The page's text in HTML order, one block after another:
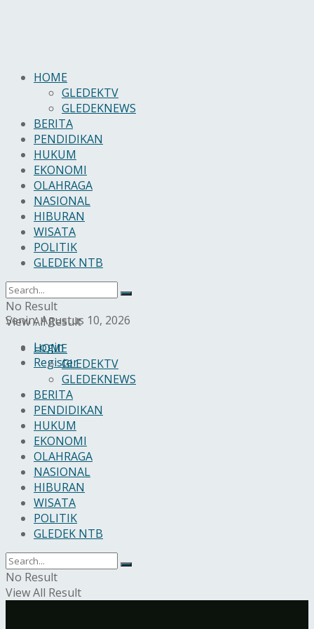
Senin, Agustus 10, 2026
Login
Register
HOME
GLEDEKTV
GLEDEKNEWS
BERITA
PENDIDIKAN
HUKUM
EKONOMI
OLAHRAGA
NASIONAL
HIBURAN
WISATA
POLITIK
GLEDEK NTB
No Result
View All Result
HOME
GLEDEKTV
GLEDEKNEWS
BERITA
PENDIDIKAN
HUKUM
EKONOMI
OLAHRAGA
NASIONAL
HIBURAN
WISATA
POLITIK
GLEDEK NTB
No Result
View All Result